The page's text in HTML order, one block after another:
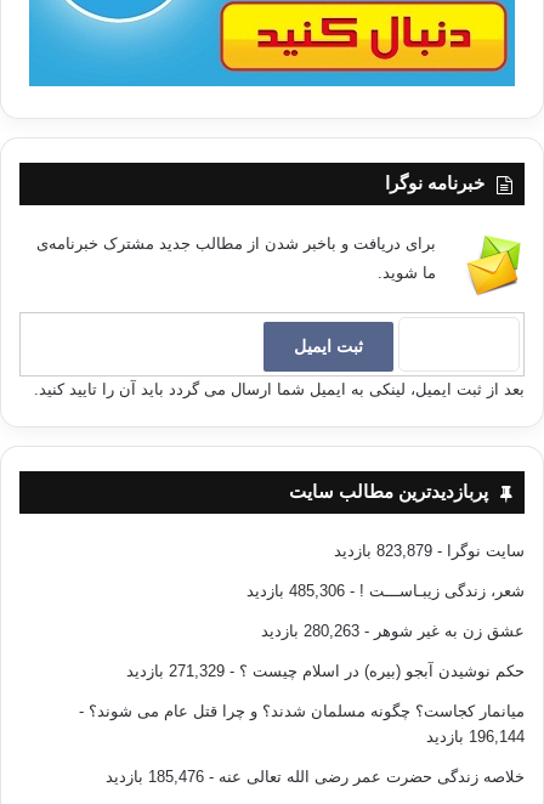
خبرنامه نوگرا
برای دریافت و باخبر شدن از مطالب جدید مشترک خبرنامه‌ی
ما شوید.
بعد از ثبت ایمیل، لینکی به ایمیل شما ارسال می گردد باید آن را تایید کنید.
پربازدیدترین مطالب سایت
سایت نوگرا - 823,879 بازدید
شعر، زندگی زیبـاســـت ! - 485,306 بازدید
عشق زن به غیر شوهر - 280,263 بازدید
حکم نوشیدن آبجو (بیره) در اسلام چیست ؟ - 271,329 بازدید
میانمار کجاست؟ چگونه مسلمان شدند؟ و چرا قتل عام می شوند؟ -
196,144 بازدید
خلاصه زندگی حضرت عمر رضی الله تعالی عنه - 185,476 بازدید